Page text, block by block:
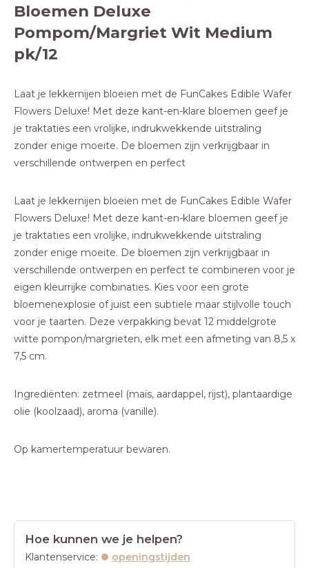
Bloemen Deluxe
Pompom/Margriet Wit Medium
pk/12
Laat je lekkernijen bloeien met de FunCakes Edible Wafer
Flowers Deluxe! Met deze kant-en-klare bloemen geef je
je traktaties een vrolijke, indrukwekkende uitstraling
zonder enige moeite. De bloemen zijn verkrijgbaar in
verschillende ontwerpen en perfect
Laat je lekkernijen bloeien met de FunCakes Edible Wafer
Flowers Deluxe! Met deze kant-en-klare bloemen geef je
je traktaties een vrolijke, indrukwekkende uitstraling
zonder enige moeite. De bloemen zijn verkrijgbaar in
verschillende ontwerpen en perfect te combineren voor je
eigen kleurrijke combinaties. Kies voor een grote
bloemenexplosie of juist een subtiele maar stijlvolle touch
voor je taarten. Deze verpakking bevat 12 middelgrote
witte pompon/margrieten, elk met een afmeting van 8,5 x
7,5 cm.
Ingrediënten: zetmeel (maïs, aardappel, rijst), plantaardige
olie (koolzaad), aroma (vanille).
Op kamertemperatuur bewaren.
Hoe kunnen we je helpen?
Klantenservice: openingstijden